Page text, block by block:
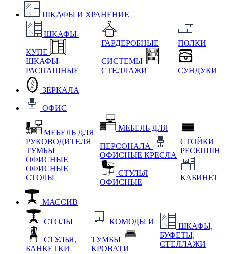
ШКАФЫ И ХРАНЕНИЕ
ШКАФЫ-
КУПЕ
ШКАФЫ-
РАСПАШНЫЕ
ГАРДЕРОБНЫЕ
СИСТЕМЫ
СТЕЛЛАЖИ
ПОЛКИ
СУНДУКИ
ЗЕРКАЛА
ОФИС
МЕБЕЛЬ ДЛЯ
РУКОВОДИТЕЛЯ
ТУМБЫ
ОФИСНЫЕ
ОФИСНЫЕ
СТОЛЫ
МЕБЕЛЬ ДЛЯ
ПЕРСОНАЛА
ОФИСНЫЕ КРЕСЛА
СТУЛЬЯ
ОФИСНЫЕ
СТОЙКИ
РЕСЕПШН
КАБИНЕТ
МАССИВ
СТОЛЫ
СТУЛЬЯ,
БАНКЕТКИ
КОМОДЫ И
ТУМБЫ
КРОВАТИ
ШКАФЫ,
БУФЕТЫ,
СТЕЛЛАЖИ